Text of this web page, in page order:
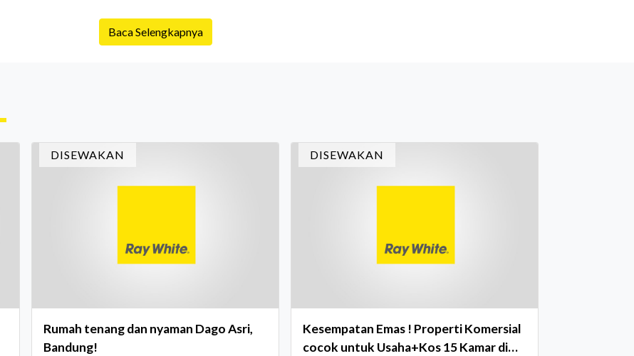
kepemilikan hunian maupun investasi properti.
Namun dalam prosesnya, tidak sedikit calon
ini dihadiri oleh Country Director Ray White
Indon
Baca Selengkapnya
DISEWAKAN
Rumah tenang dan nyaman Dago Asri,
Bandung!
DISEWAKAN
Kesempatan Emas ! Properti Komersial
cocok untuk Usaha+Kos 15 Kamar di